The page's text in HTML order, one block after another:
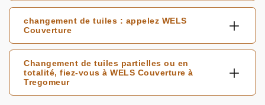
changement de tuiles : appelez WELS
Couverture
Changement de tuiles partielles ou en
totalité, fiez-vous à WELS Couverture à
Tregomeur